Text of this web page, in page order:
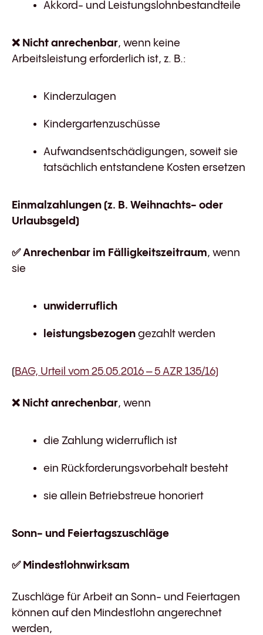
Akkord- und Leistungslohnbestandteile
❌ Nicht anrechenbar, wenn keine
Arbeitsleistung erforderlich ist, z. B.:
Kinderzulagen
Kindergartenzuschüsse
Aufwandsentschädigungen, soweit sie
tatsächlich entstandene Kosten ersetzen
Einmalzahlungen (z. B. Weihnachts- oder
Urlaubsgeld)
✅Anrechenbar im Fälligkeitszeitraum, wenn
sie
unwiderruflich
leistungsbezogen gezahlt werden
(BAG, Urteil vom 25.05.2016 – 5 AZR 135/16)
❌ Nicht anrechenbar, wenn
die Zahlung widerruflich ist
ein Rückforderungsvorbehalt besteht
sie allein Betriebstreue honoriert
Sonn- und Feiertagszuschläge
✅Mindestlohnwirksam
Zuschläge für Arbeit an Sonn- und Feiertagen
können auf den Mindestlohn angerechnet
werden,